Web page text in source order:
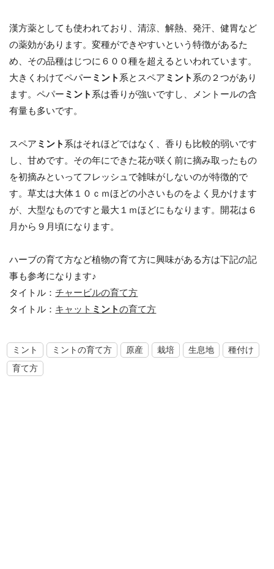
漢方薬としても使われており、清涼、解熱、発汗、健胃など
の薬効があります。変種ができやすいという特徴があるた
め、その品種はじつに６００種を超えるといわれています。
大きくわけてペパー ミント 系とスペア ミント 系の２つがあり
ます。ペパー ミント 系は香りが強いですし、メントールの含
有量も多いです。
スペア ミント 系はそれほどではなく、香りも比較的弱いです
し、甘めです。その年にできた花が咲く前に摘み取ったもの
を初摘みといってフレッシュで雑味がしないのが特徴的で
す。草丈は大体１０ｃｍほどの小さいものをよく見かけます
が、大型なものですと最大１ｍほどにもなります。開花は６
月から９月頃になります。
ハーブの育て方など植物の育て方に興味がある方は下記の記
事も参考になります♪
タイトル：チャービルの育て方
タイトル： キャット ミントの育て方
ミント ミントの育て方 原産 栽培 生息地
種付け
育て方